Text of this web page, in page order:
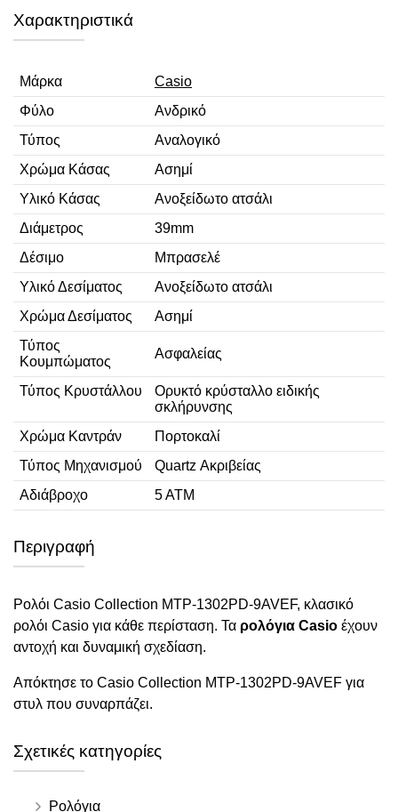
Χαρακτηριστικά
Μάρκα
Casio
Φύλο
Ανδρικό
Τύπος
Αναλογικό
Χρώμα Κάσας
Ασημί
Υλικό Κάσας
Ανοξείδωτο ατσάλι
Διάμετρος
39mm
Δέσιμο
Μπρασελέ
Υλικό Δεσίματος
Ανοξείδωτο ατσάλι
Χρώμα Δεσίματος
Ασημί
Τύπος
Κουμπώματος
Ασφαλείας
Τύπος Κρυστάλλου
Ορυκτό κρύσταλλο ειδικής
σκλήρυνσης
Χρώμα Καντράν
Πορτοκαλί
Τύπος Μηχανισμού
Quartz Ακριβείας
Αδιάβροχο
5 ΑΤΜ
Περιγραφή
Ρολόι Casio Collection MTP-1302PD-9AVEF, κλασικό
ρολόι Casio για κάθε περίσταση. Τα ρολόγια Casio έχουν
αντοχή και δυναμική σχεδίαση.
Απόκτησε το Casio Collection MTP-1302PD-9AVEF για
στυλ που συναρπάζει.
Σχετικές κατηγορίες
Ρολόγια